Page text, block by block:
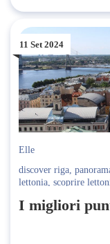
11 Set 2024
Elle
discover riga,
lettonia, scoprire
I migliori